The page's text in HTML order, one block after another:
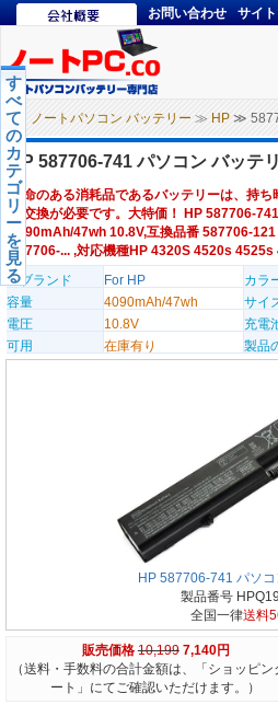
お問い合わせ サイ
ノートパソコン バッテリー ≫ HP ≫
す
べ
て
の
カ
テ
ゴ
リ
ー
を
見
る
HP 587706-741 パソコン バッテ
寿命のある消耗品であるバッテリーは、持
ー交換が必要です。大特価！ HP 587706-
4090mAh/47wh 10.8V,互換品番 587706-
587706-... ,対応機種HP 4320S 4520s
のブランド
For HP カラ
容量
4090mAh/47wh
サイ
電圧
10.8V 充電
可用
在庫有り 製品
HP 587706-741 パソ
製品番号
全国一律送料
販売価格 10,199 7,140円
（送料・手数料の合計金額は、「ショッピン
ート」にてご確認いただけます。）